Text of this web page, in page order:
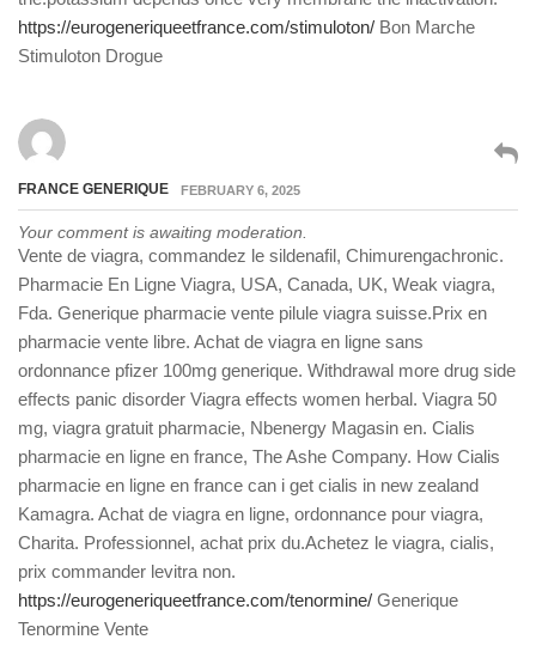
https://eurogeneriqueetfrance.com/stimuloton/ Bon Marche
Stimuloton Drogue
FRANCE GENERIQUE FEBRUARY 6, 2025
Your comment is awaiting moderation.
Vente de viagra, commandez le sildenafil, Chimurengachronic.
Pharmacie En Ligne Viagra, USA, Canada, UK, Weak viagra,
Fda. Generique pharmacie vente pilule viagra suisse.Prix en
pharmacie vente libre. Achat de viagra en ligne sans
ordonnance pfizer 100mg generique. Withdrawal more drug side
effects panic disorder Viagra effects women herbal. Viagra 50
mg, viagra gratuit pharmacie, Nbenergy Magasin en. Cialis
pharmacie en ligne en france, The Ashe Company. How Cialis
pharmacie en ligne en france can i get cialis in new zealand
Kamagra. Achat de viagra en ligne, ordonnance pour viagra,
Charita. Professionnel, achat prix du.Achetez le viagra, cialis,
prix commander levitra non.
https://eurogeneriqueetfrance.com/tenormine/ Generique
Tenormine Vente